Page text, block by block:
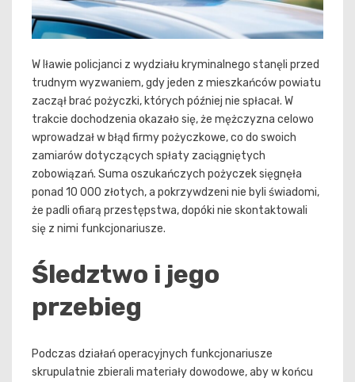
W Iławie policjanci z wydziału kryminalnego stanęli przed
trudnym wyzwaniem, gdy jeden z mieszkańców powiatu
zaczął brać pożyczki, których później nie spłacał. W
trakcie dochodzenia okazało się, że mężczyzna celowo
wprowadzał w błąd firmy pożyczkowe, co do swoich
zamiarów dotyczących spłaty zaciągniętych
zobowiązań. Suma oszukańczych pożyczek sięgnęła
ponad 10 000 złotych, a pokrzywdzeni nie byli świadomi,
że padli ofiarą przestępstwa, dopóki nie skontaktowali
się z nimi funkcjonariusze.
Śledztwo i jego
przebieg
Podczas działań operacyjnych funkcjonariusze
skrupulatnie zbierali materiały dowodowe, aby w końcu